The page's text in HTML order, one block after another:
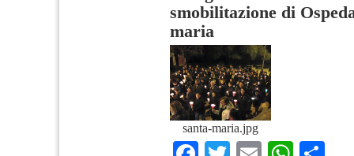
smobilitazione di
maria
santa-maria.jpg